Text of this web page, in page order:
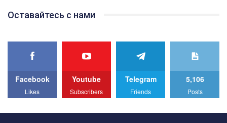
best video, representing programme for the development of
We appeal to your support and ask to help us implement our plan
All you have to do is to press "Like" below the video.
Эмоционально сильный ролик от команды "Гей-альянс
Оставайтесь с нами
Facebook
Likes
Youtube
Subscribers
Telegram
Friends
5,106
Posts